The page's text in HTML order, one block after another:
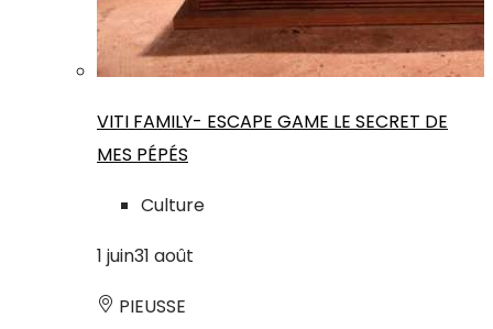
VITI FAMILY- ESCAPE GAME LE SECRET DE
MES PÉPÉS
Culture
1 juin31 août
PIEUSSE